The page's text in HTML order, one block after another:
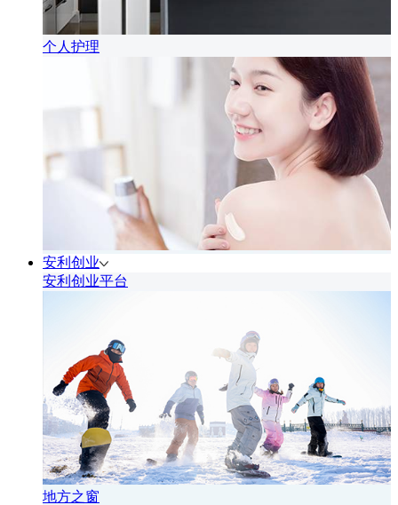
个人护理
安利创业
安利创业平台
地方之窗